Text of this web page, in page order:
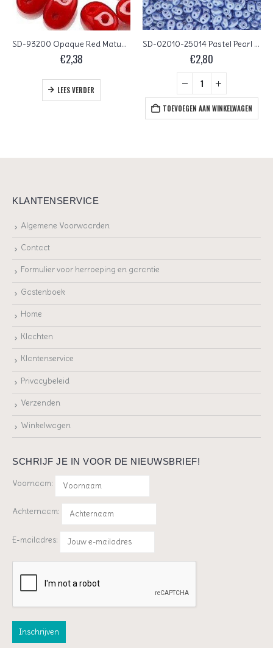
SD-02010-25014 Pastel Pearl Light Sapphire Matubo SuperDuo 10 gram
€2,80 €1,50
TOEVOEGEN AAN WINKELWAGEN
KLANTENSERVICE
Algemene Voorwaarden
Contact
Formulier voor herroeping en garantie
Gastenboek
Home
Klachten
Klantenservice
Privacybeleid
Verzenden
Winkelwagen
SCHRIJF JE IN VOOR DE NIEUWSBRIEF!
Voornaam:
Achternaam:
E-mailadres: